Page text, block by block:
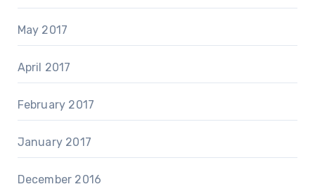
May 2017
April 2017
February 2017
January 2017
December 2016